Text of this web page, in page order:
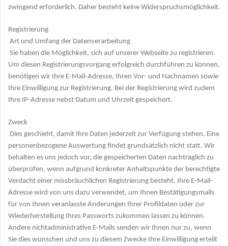
zwingend erforderlich. Daher besteht keine Widerspruchsmöglichkeit.
Registrierung
Art und Umfang der Datenverarbeitung
Sie haben die Möglichkeit, sich auf unserer Webseite zu registrieren.
Um diesen Registrierungsvorgang erfolgreich durchführen zu können,
benötigen wir Ihre E-Mail-Adresse, Ihren Vor- und Nachnamen sowie
Ihre Einwilligung zur Registrierung. Bei der Registrierung wird zudem
Ihre IP-Adresse nebst Datum und Uhrzeit gespeichert.
Zweck
Dies geschieht, damit Ihre Daten jederzeit zur Verfügung stehen. Eine
personenbezogene Auswertung findet grundsätzlich nicht statt. Wir
behalten es uns jedoch vor, die gespeicherten Daten nachträglich zu
überprüfen, wenn aufgrund konkreter Anhaltspunkte der berechtigte
Verdacht einer missbräuchlichen Registrierung besteht. Ihre E-Mail-
Adresse wird von uns dazu verwendet, um Ihnen Bestätigungsmails
für von Ihnen veranlasste Änderungen Ihrer Profildaten oder zur
Wiederherstellung Ihres Passworts zukommen lassen zu können.
Andere nichtadministrative E-Mails senden wir Ihnen nur zu, wenn
Sie dies wünschen und uns zu diesem Zwecke Ihre Einwilligung erteilt